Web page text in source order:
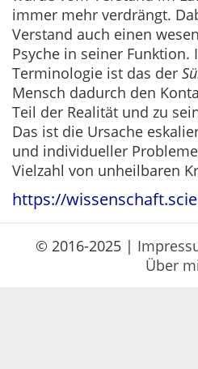
immer mehr verdrängt.
Verstand auch einen
Psyche in seiner Funktion.
Terminologie ist das der
Mensch dadurch den
Teil der Realität und zu
Das ist die Ursache
und individueller
Vielzahl von unheilbaren
https://
© 2016-2025 |
Über